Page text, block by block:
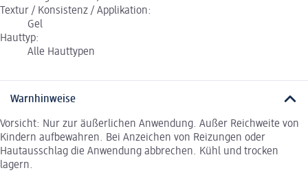
Textur / Konsistenz / Applikation:
Gel
Hauttyp:
Alle Hauttypen
Warnhinweise
Vorsicht: Nur zur äußerlichen Anwendung. Außer Reichweite von
Kindern aufbewahren. Bei Anzeichen von Reizungen oder
Hautausschlag die Anwendung abbrechen. Kühl und trocken
lagern.